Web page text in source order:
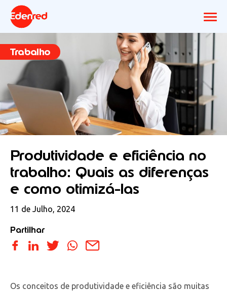
Trabalho
Produtividade e eficiência no
trabalho: Quais as diferenças
e como otimizá-las
11 de Julho, 2024
Partilhar
Os conceitos de produtividade e eficiência são muitas